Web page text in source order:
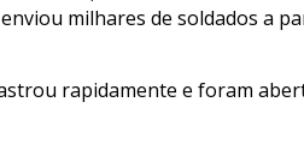
milhares de soldados a
rapidamente e foram